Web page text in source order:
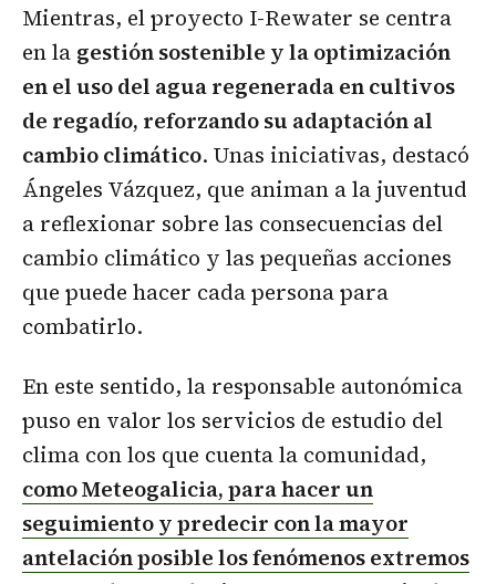
Mientras, el proyecto I-Rewater se centra
en la gestión sostenible y la optimización
en el uso del agua regenerada en cultivos
de regadío, reforzando su adaptación al
cambio climático. Unas iniciativas, destacó
Ángeles Vázquez, que animan a la juventud
a reflexionar sobre las consecuencias del
cambio climático y las pequeñas acciones
que puede hacer cada persona para
combatirlo.
En este sentido, la responsable autonómica
puso en valor los servicios de estudio del
clima con los que cuenta la comunidad,
como Meteogalicia, para hacer un
seguimiento y predecir con la mayor
antelación posible los fenómenos extremos